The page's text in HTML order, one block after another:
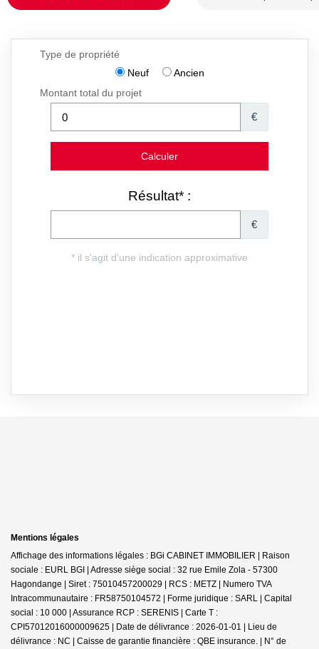
Mentions légales
Affichage des informations légales : BGi CABINET IMMOBILIER | Raison
sociale : EURL BGI | Adresse siège social : 32 rue Emile Zola - 57300
Hagondange | Siret : 75010457200029 | RCS : METZ | Numero TVA
Intracommunautaire : FR58750104572 | Forme juridique : SARL | Capital
social : 10 000 | Assurance RCP : SERENIS | Carte T :
CPI57012016000009625 | Date de délivrance : 2026-01-01 | Lieu de
délivrance : NC | Caisse de garantie financière : QBE insurance. | N° de